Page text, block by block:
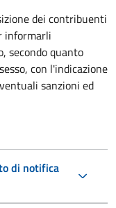
dei contribuenti
informarli
secondo quanto
con l'indicazione
sanzioni ed
di notifica